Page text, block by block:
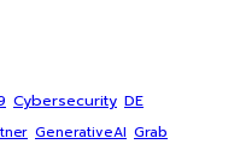
Cybersecurity DE
GenerativeAI Grab